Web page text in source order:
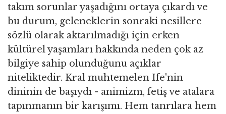
takım sorunlar yaşadığını ortaya çıkardı ve
bu durum, geleneklerin sonraki nesillere
sözlü olarak aktarılmadığı için erken
kültürel yaşamları hakkında neden çok az
bilgiye sahip olunduğunu açıklar
niteliktedir. Kral muhtemelen Ife'nin
dininin de başıydı - animizm, fetiş ve atalara
tapınmanın bir karışımı. Hem tanrılara hem